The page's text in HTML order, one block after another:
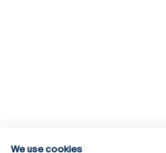
We use cookies